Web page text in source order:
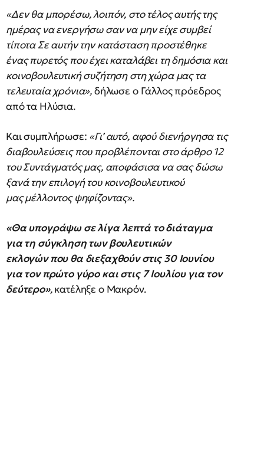
«Δεν θα μπορέσω, λοιπόν, στο τέλος αυτής της
ημέρας να ενεργήσω σαν να μην είχε συμβεί
τίποτα Σε αυτήν την κατάσταση προστέθηκε
ένας πυρετός που έχει καταλάβει τη δημόσια και
κοινοβουλευτική συζήτηση στη χώρα μας τα
τελευταία χρόνια»,δήλωσε ο Γάλλος πρόεδρος
από τα Ηλύσια.
Και συμπλήρωσε: «Γι’ αυτό, αφού διενήργησα τις
διαβουλεύσεις που προβλέπονται στο άρθρο 12
του Συντάγματός μας, αποφάσισα να σας δώσω
ξανά την επιλογή του κοινοβουλευτικού
μας μέλλοντος ψηφίζοντας».
«Θα υπογράψω σε λίγα λεπτά το διάταγμα
για τη σύγκληση των βουλευτικών
εκλογών που θα διεξαχθούν στις 30 Ιουνίου
για τον πρώτο γύρο και στις 7 Ιουλίου για τον
δεύτερο»,κατέληξε ο Μακρόν.